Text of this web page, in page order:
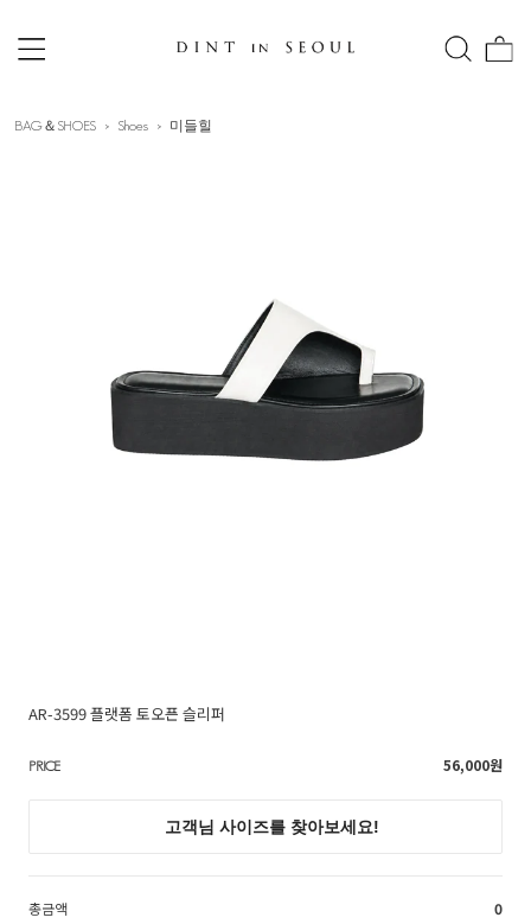
BAG＆SHOES Shoes 미들힐
AR-3599 플랫폼 토오픈 슬리퍼
PRICE 56,000원
총금액 0